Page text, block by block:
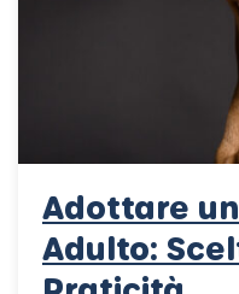
Adottare
Adulto: